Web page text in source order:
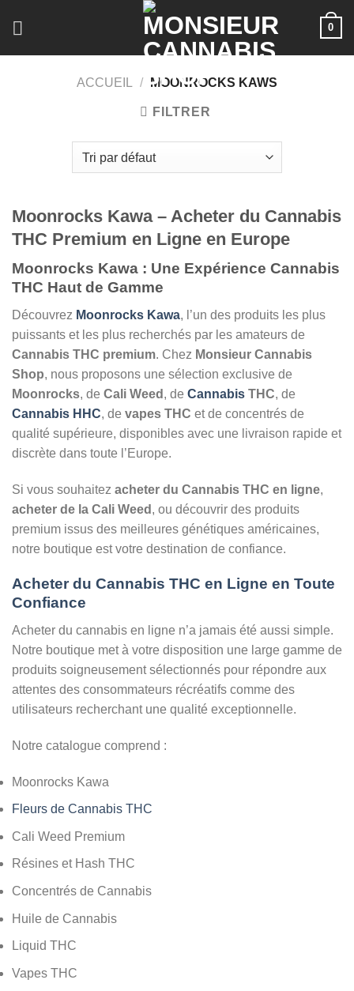
0
ACCUEIL / MOONROCKS KAWS
FILTRER
Moonrocks Kawa – Acheter du Cannabis
THC Premium en Ligne en Europe
Moonrocks Kawa : Une Expérience Cannabis
THC Haut de Gamme
Découvrez Moonrocks Kawa, l’un des produits les plus
puissants et les plus recherchés par les amateurs de
Cannabis THC premium. Chez Monsieur Cannabis
Shop, nous proposons une sélection exclusive de
Moonrocks, de Cali Weed , de Cannabis THC, de
Cannabis HHC, de vapes THC et de concentrés de
qualité supérieure, disponibles avec une livraison rapide et
discrète dans toute l’Europe.
Si vous souhaitez acheter du Cannabis THC en ligne,
acheter de la Cali Weed , ou découvrir des produits
premium issus des meilleures génétiques américaines,
notre boutique est votre destination de confiance.
Acheter du Cannabis THC en Ligne en Toute
Confiance
Acheter du cannabis en ligne n’a jamais été aussi simple.
Notre boutique met à votre disposition une large gamme de
produits soigneusement sélectionnés pour répondre aux
attentes des consommateurs récréatifs comme des
utilisateurs recherchant une qualité exceptionnelle.
Notre catalogue comprend :
Moonrocks Kawa
Fleurs de Cannabis THC
Cali Weed Premium
Résines et Hash THC
Concentrés de Cannabis
Huile de Cannabis
Liquid THC
Vapes THC